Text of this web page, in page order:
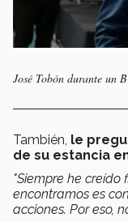
José Tobón durante un
También, le
de su estancia
"Siempre he creído
encontramos es
acciones. Por eso,